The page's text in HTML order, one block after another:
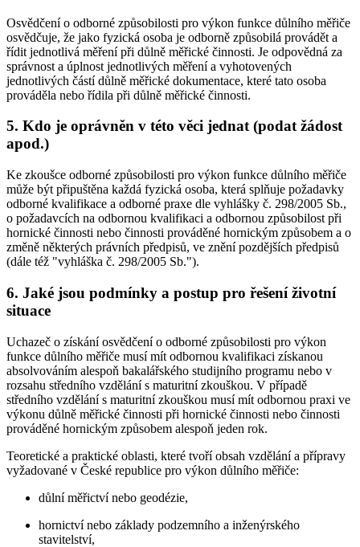
Osvědčení o odborné způsobilosti pro výkon funkce důlního měřiče
osvědčuje, že jako fyzická osoba je odborně způsobilá provádět a
řídit jednotlivá měření při důlně měřické činnosti. Je odpovědná za
správnost a úplnost jednotlivých měření a vyhotovených
jednotlivých částí důlně měřické dokumentace, které tato osoba
prováděla nebo řídila při důlně měřické činnosti.
5. Kdo je oprávněn v této věci jednat (podat žádost
apod.)
Ke zkoušce odborné způsobilosti pro výkon funkce důlního měřiče
může být připuštěna každá fyzická osoba, která splňuje požadavky
odborné kvalifikace a odborné praxe dle vyhlášky č. 298/2005 Sb.,
o požadavcích na odbornou kvalifikaci a odbornou způsobilost při
hornické činnosti nebo činnosti prováděné hornickým způsobem a o
změně některých právních předpisů, ve znění pozdějších předpisů
(dále též "vyhláška č. 298/2005 Sb.").
6. Jaké jsou podmínky a postup pro řešení životní
situace
Uchazeč o získání osvědčení o odborné způsobilosti pro výkon
funkce důlního měřiče musí mít odbornou kvalifikaci získanou
absolvováním alespoň bakalářského studijního programu nebo v
rozsahu středního vzdělání s maturitní zkouškou. V případě
středního vzdělání s maturitní zkouškou musí mít odbornou praxi ve
výkonu důlně měřické činnosti při hornické činnosti nebo činnosti
prováděné hornickým způsobem alespoň jeden rok.
Teoretické a praktické oblasti, které tvoří obsah vzdělání a přípravy
vyžadované v České republice pro výkon důlního měřiče:
důlní měřictví nebo geodézie,
hornictví nebo základy podzemního a inženýrského
stavitelství,